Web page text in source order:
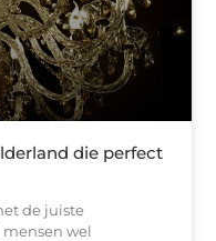
die perfect
de juiste
wel